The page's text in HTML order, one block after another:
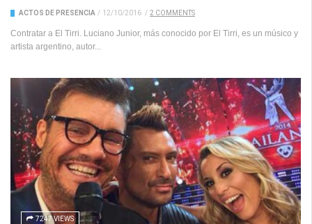
ACTOS DE PRESENCIA / 12/10/2016 / 2 COMMENTS
Contratar a El Tirri. Luciano Junior, más conocido por El Tirri, es un músico y
artista argentino, autor...
7247 VIEWS